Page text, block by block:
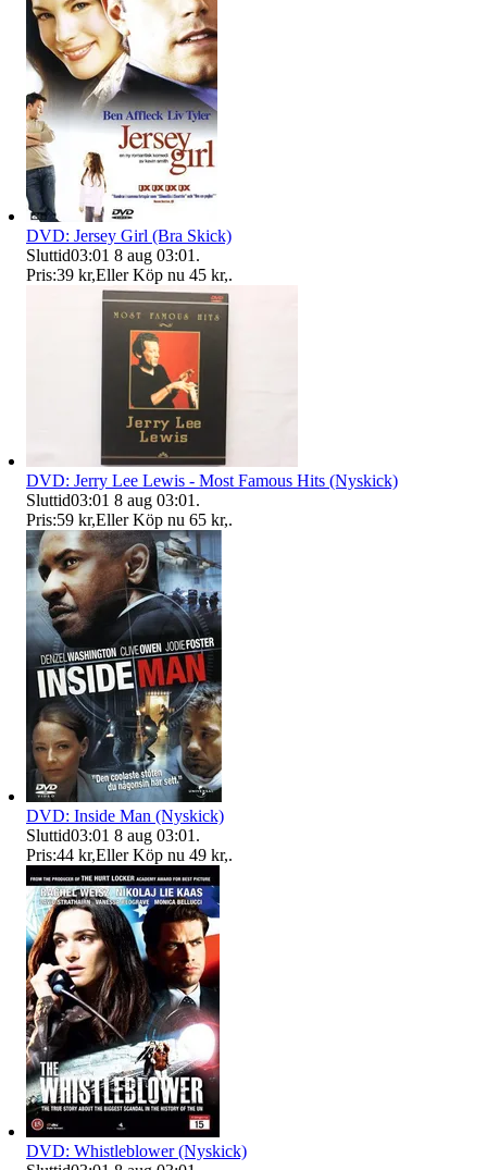
DVD: Jersey Girl (Bra Skick)
Sluttid03:01 8 aug 03:01 .
Pris:39 kr,Eller Köp nu 45 kr,.
DVD: Jerry Lee Lewis - Most Famous Hits (Nyskick)
Sluttid03:01 8 aug 03:01 .
Pris:59 kr,Eller Köp nu 65 kr,.
DVD: Inside Man (Nyskick)
Sluttid03:01 8 aug 03:01 .
Pris:44 kr,Eller Köp nu 49 kr,.
DVD: Whistleblower (Nyskick)